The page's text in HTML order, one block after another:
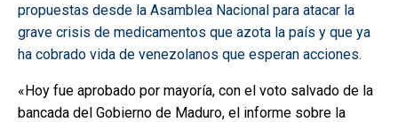
propuestas desde la Asamblea Nacional para atacar la
grave crisis de medicamentos que azota la país y que ya
ha cobrado vida de venezolanos que esperan acciones.
«Hoy fue aprobado por mayoría, con el voto salvado de la
bancada del Gobierno de Maduro, el informe sobre la